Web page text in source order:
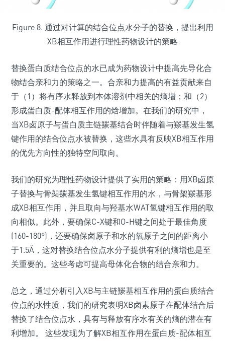
Figure 8. 通过对计算的结合位点水分子的替换，提出利用
XB相互作用进行理性药物设计的策略
替换蛋白质结合位点的水已成为药物设计中提高先导化合
物结合亲和力的策略之一。合亲和力提高的有益贡献来自
于（1）将有序水释放到本体溶剂中相关的熵增；和（2）
形成蛋白质-配体相互作用的焓增加。在我们的研究中，
当XB卤原子与蛋白质主链羰基结合时伴随着与羰基发生氢
键作用的结合位点水被替换，这些水具有反映XB相互作用
的优先方向性的独特空间取向。
我们的研究为理性药物设计提供了实用的策略：用XB卤原
子替换与骨架羰基发生氢键相互作用的水，与骨架羰基形
成XB相互作用，并且取向与羟基水WAT氢键相互作用的取
向相似。此外，要确保C-X键和O-H键之间处于最佳角度
(160-180°)，还要确保卤原子和水的氧原子之间的距离小
于1.5Å，这对替换结合位点水分子提供有利的熵增也是至
关重要的。这些考虑可提高母体化合物的结合亲和力。
总之，通过分析引入XB与主链羰基相互作用的蛋白质结合
位点的水性质，我们的研究表明XB卤素原子在配体结合后
替换了结合位点水，具有与释放有序水有关的熵的潜在有
利增加。 这些发现为了解XB相互作用在蛋白质-配体相互